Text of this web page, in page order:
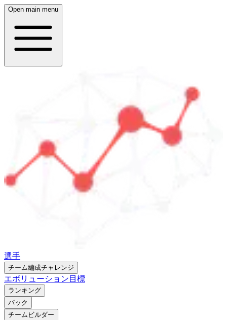
Open main menu
選手
チーム編成チャレンジ
エボリューション 目標
ランキング
パック
チームビルダー